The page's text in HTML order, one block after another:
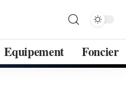
Equipement Foncier